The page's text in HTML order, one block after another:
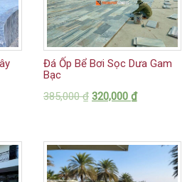
Đá Ốp Bể Bơi Sọc Dưa Gam
Bạc
385,000₫ 320,000 ₫